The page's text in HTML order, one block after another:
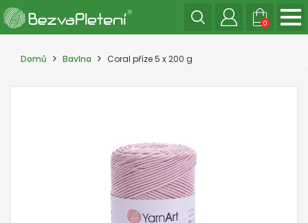
0
Domů Bavlna Coral příze 5 x 200 g